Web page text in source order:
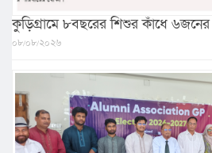
কুড়িগ্রামে ৮বছরের শিশুর কাঁধে
০৮/০৮/২০২৬